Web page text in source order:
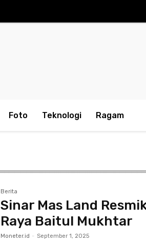
Foto Teknologi Ragam
Berita
Sinar Mas Land
Raya Baitul Mukhtar
Moneter.id - September 1, 2025